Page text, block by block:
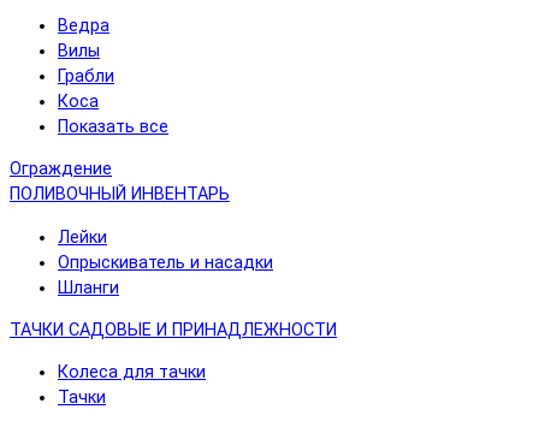
Ведра
Вилы
Грабли
Коса
Показать все
Ограждение
ПОЛИВОЧНЫЙ ИНВЕНТАРЬ
Лейки
Опрыскиватель и насадки
Шланги
ТАЧКИ САДОВЫЕ И ПРИНАДЛЕЖНОСТИ
Колеса для тачки
Тачки